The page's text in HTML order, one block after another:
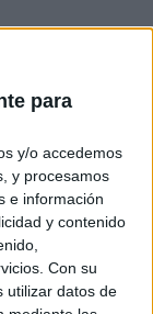
para
y/o accedemos
y procesamos
e información
y contenido
Con su
utilizar datos de
cometent
detingut
a un
poble per
judicial i